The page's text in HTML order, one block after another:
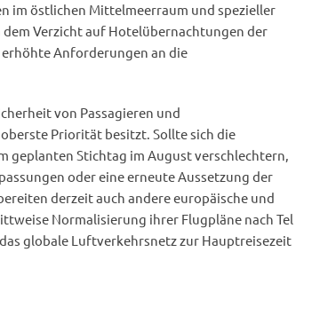
im östlichen Mittelmeerraum und spezieller
Verzicht auf Hotelübernachtungen der
Anforderungen an die
von Passagieren und
Priorität besitzt. Sollte sich die
geplanten Stichtag im August verschlechtern,
oder eine erneute Aussetzung der
derzeit auch andere europäische und
Normalisierung ihrer Flugpläne nach Tel
globale Luftverkehrsnetz zur Hauptreisezeit